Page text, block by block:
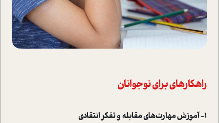
راهکارهای برای نوجوانان
1- آموزش مهارت‌های مقابله و تفکر انتقادی